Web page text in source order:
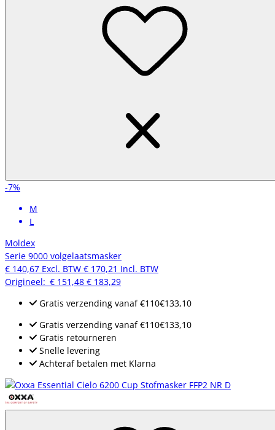
-7%
M
L
Moldex
Serie 9000 volgelaatsmasker
€ 140,67 Excl. BTW € 170,21 Incl. BTW
Origineel: € 151,48 € 183,29
Gratis verzending vanaf€110€133,10
Gratis verzending vanaf€110€133,10
Gratis retourneren
Snelle levering
Achteraf betalen met Klarna